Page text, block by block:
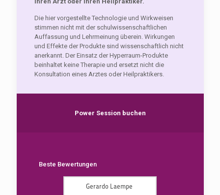
Die hier vorgestellte Technologie und Wirkweisen
stimmen nicht mit der schulwissenschaftlichen
Auffassung und Lehrmeinung überein. Wirkungen
und Effekte der Produkte sind wissenschaftlich nicht
anerkannt. Der Einsatz der Hyperraum-Produkte
beinhaltet keine Therapie und ersetzt nicht die
Konsultation eines Arztes oder Heilpraktikers.
Power Session buchen
Beste Bewertungen